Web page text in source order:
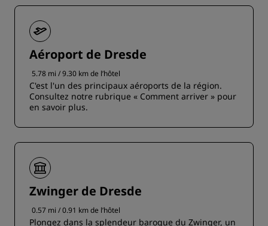
Aéroport de Dresde
5.78 mi / 9.30 km de l’hôtel
C'est l'un des principaux aéroports de la région.
Consultez notre rubrique « Comment arriver » pour
en savoir plus.
Zwinger de Dresde
0.57 mi / 0.91 km de l’hôtel
Plongez dans la splendeur baroque du Zwinger, un